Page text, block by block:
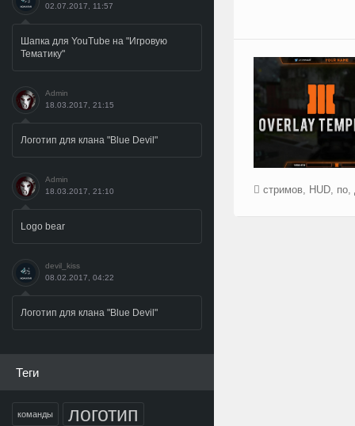
02.07.2017, 11:57
Шапка для YouTube на "Игровую
Тематику"
Admin
18.03.2017, 21:15
Логотип для клана "Blue Devil"
Admin
18.03.2017, 21:10
Logo bear
devil_kiss
08.02.2017, 04:22
Логотип для клана "Blue Devil"
Теги
команды логотип
стримов, HUD, по,